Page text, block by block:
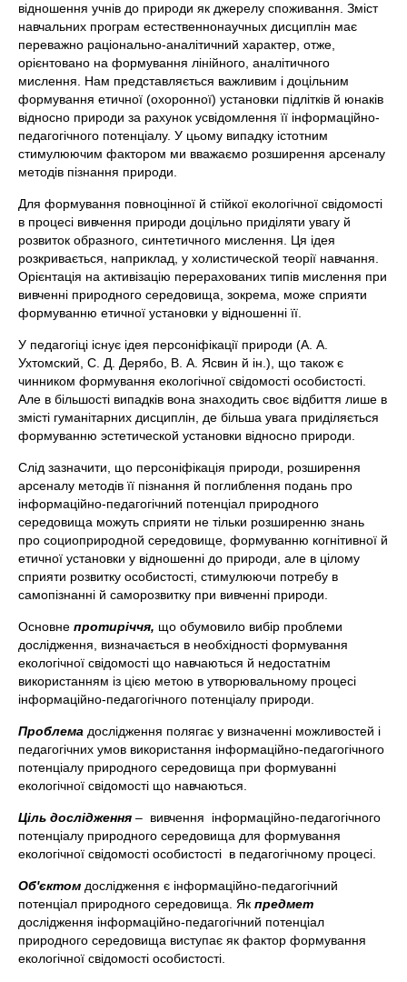
відношення учнів до природи як джерелу споживання. Зміст
навчальних програм естественнонаучных дисциплін має
переважно раціонально-аналітичний характер, отже,
орієнтовано на формування лінійного, аналітичного
мислення. Нам представляється важливим і доцільним
формування етичної (охоронної) установки підлітків й юнаків
відносно природи за рахунок усвідомлення її інформаційно-
педагогічного потенціалу. У цьому випадку істотним
стимулюючим фактором ми вважаємо розширення арсеналу
методів пізнання природи.
Для формування повноцінної й стійкої екологічної свідомості
в процесі вивчення природи доцільно приділяти увагу й
розвиток образного, синтетичного мислення. Ця ідея
розкривається, наприклад, у холистической теорії навчання.
Орієнтація на активізацію перерахованих типів мислення при
вивченні природного середовища, зокрема, може сприяти
формуванню етичної установки у відношенні її.
У педагогіці існує ідея персоніфікації природи (А. А.
Ухтомский, С. Д. Дерябо, В. А. Ясвин й ін.), що також є
чинником формування екологічної свідомості особистості.
Але в більшості випадків вона знаходить своє відбиття лише в
змісті гуманітарних дисциплін, де більша увага приділяється
формуванню эстетической установки відносно природи.
Слід зазначити, що персоніфікація природи, розширення
арсеналу методів її пізнання й поглиблення подань про
інформаційно-педагогічний потенціал природного
середовища можуть сприяти не тільки розширенню знань
про социоприродной середовище, формуванню когнітивної й
етичної установки у відношенні до природи, але в цілому
сприяти розвитку особистості, стимулюючи потребу в
самопізнанні й саморозвитку при вивченні природи.
Основне протиріччя, що обумовило вибір проблеми
дослідження, визначається в необхідності формування
екологічної свідомості що навчаються й недостатнім
використанням із цією метою в утворювальному процесі
інформаційно-педагогічного потенціалу природи.
Проблема дослідження полягає у визначенні можливостей і
педагогічних умов використання інформаційно-педагогічного
потенціалу природного середовища при формуванні
екологічної свідомості що навчаються.
Ціль дослідження – вивчення інформаційно-педагогічного
потенціалу природного середовища для формування
екологічної свідомості особистості в педагогічному процесі.
Об'єктом дослідження є інформаційно-педагогічний
потенціал природного середовища. Як предмет
дослідження інформаційно-педагогічний потенціал
природного середовища виступає як фактор формування
екологічної свідомості особистості.